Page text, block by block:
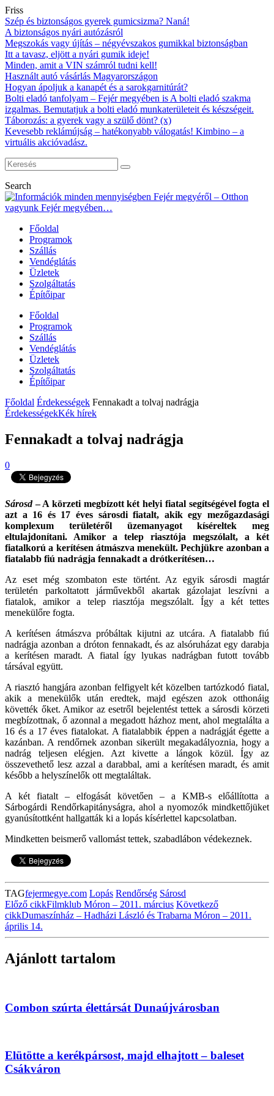
Friss
Szép és biztonságos gyerek gumicsizma? Naná!
A biztonságos nyári autózásról
Megszokás vagy újítás – négyévszakos gumikkal biztonságban
Itt a tavasz, eljött a nyári gumik ideje!
Minden, amit a VIN számról tudni kell!
Használt autó vásárlás Magyarországon
Hogyan ápoljuk a kanapét és a sarokgarnitúrát?
Bolti eladó tanfolyam – Fejér megyében is A bolti eladó szakma
izgalmas. Bemutatjuk a bolti eladó munkaterületeit és készségeit.
Táborozás: a gyerek vagy a szülő dönt? (x)
Kevesebb reklámújság – hatékonyabb válogatás! Kimbino – a
virtuális akcióvadász.
Search
Főoldal
Programok
Szállás
Vendéglátás
Üzletek
Szolgáltatás
Építőipar
Főoldal
Programok
Szállás
Vendéglátás
Üzletek
Szolgáltatás
Építőipar
Főoldal Érdekességek Fennakadt a tolvaj nadrágja
ÉrdekességekKék hírek
Fennakadt a tolvaj nadrágja
0
Sárosd– A körzeti megbízott két helyi fiatal segítségével fogta el
azt a 16 és 17 éves sárosdi fiatalt, akik egy mezőgazdasági
komplexum területéről üzemanyagot kíséreltek meg
eltulajdonítani. Amikor a telep riasztója megszólalt, a két
fiatalkorú a kerítésen átmászva menekült. Pechjükre azonban a
fiatalabb fiú nadrágja fennakadt a drótkerítésen…
Az eset még szombaton este történt. Az egyik sárosdi magtár
területén parkoltatott járművekből akartak gázolajat leszívni a
fiatalok, amikor a telep riasztója megszólalt. Így a két tettes
menekülőre fogta.
A kerítésen átmászva próbáltak kijutni az utcára. A fiatalabb fiú
nadrágja azonban a dróton fennakadt, és az alsóruházat egy darabja
a kerítésen maradt. A fiatal így lyukas nadrágban futott tovább
társával együtt.
A riasztó hangjára azonban felfigyelt két közelben tartózkodó fiatal,
akik a menekülők után eredtek, majd egészen azok otthonáig
követték őket. Amikor az esetről bejelentést tettek a sárosdi körzeti
megbízottnak, ő azonnal a megadott házhoz ment, ahol megtalálta a
16 és a 17 éves fiatalokat. A fiatalabbik éppen a nadrágját égette a
kazánban. A rendőrnek azonban sikerült megakadályoznia, hogy a
nadrág teljesen elégjen. Azt kivette a lángok közül. Így az
összevethető lesz azzal a darabbal, ami a kerítésen maradt, és amit
később a helyszínelők ott megtaláltak.
A két fiatalt – elfogását követően – a KMB-s előállította a
Sárbogárdi Rendőrkapitányságra, ahol a nyomozók mindkettőjüket
gyanúsítottként hallgatták ki a lopás kísérlettel kapcsolatban.
Mindketten beismerő vallomást tettek, szabadlábon védekeznek.
TAGfejermegye.com Lopás Rendőrség Sárosd
Előző cikkFilmklub Móron – 2011. március Következő
cikkDumaszínház – Hadházi László és Trabarna Móron – 2011.
április 14.
Ajánlott tartalom
Combon szúrta élettársát Dunaújvárosban
Elütötte a kerékpársost, majd elhajtott – baleset
Csákváron